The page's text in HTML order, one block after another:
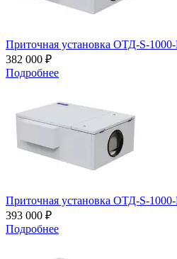
Приточная установка ОТД-S-
382 000 ₽
Подробнее
Приточная установка ОТД-S-
393 000 ₽
Подробнее